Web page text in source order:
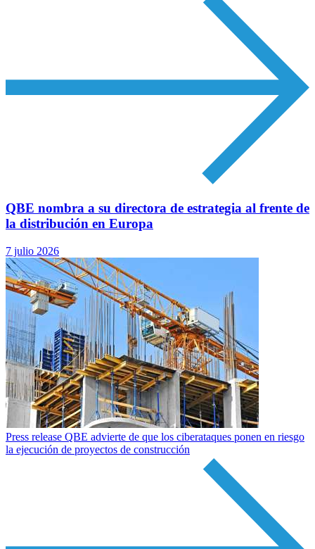
QBE nombra a su directora de estrategia al frente de
la distribución en Europa
7 julio 2026
Press release QBE advierte de que los ciberataques ponen en riesgo
la ejecución de proyectos de construcción